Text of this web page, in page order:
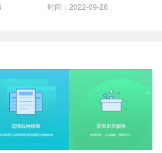
时间：2022-09-26